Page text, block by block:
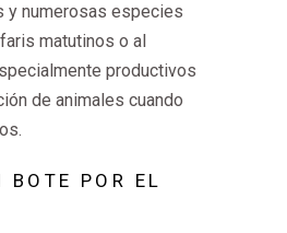
y numerosas especies
matutinos o al
productivos
de animales cuando
BOTE POR EL